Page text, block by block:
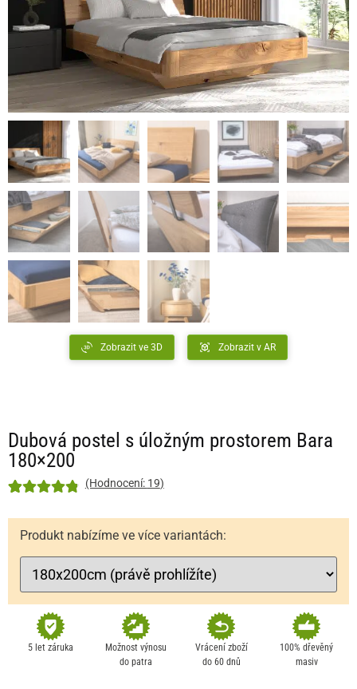
Zobrazit ve 3D Zobrazit v AR
Dubová postel s úložným prostorem Bara
180×200
(Hodnocení: 19)
Produkt nabízíme ve více variantách:
5 let záruka
Možnost výnosu
do patra
Vrácení zboží
do 60 dnů
100% dřevěný
masiv